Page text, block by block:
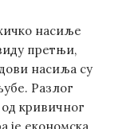
насиље
претњи,
насиља су
Разлог
од кривичног